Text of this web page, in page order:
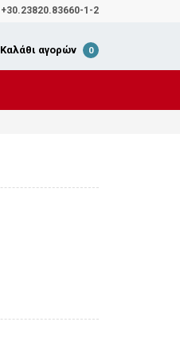
+30.23820.83660-1-2
Καλάθι αγορών 0